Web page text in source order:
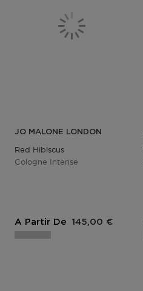
JO MALONE LONDON
Red Hibiscus
Cologne Intense
A Partir De 145,00 €